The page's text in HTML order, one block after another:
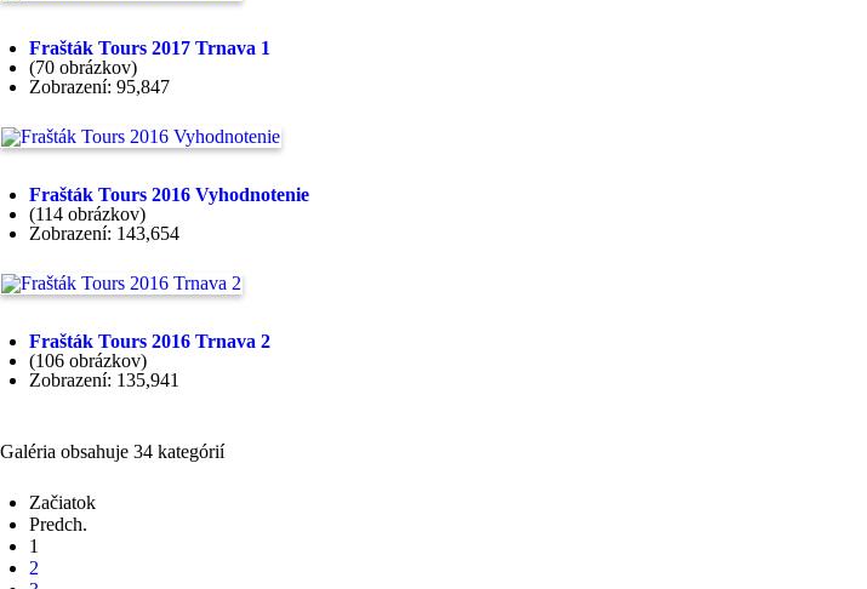
Frašták Tours 2017 Trnava 1
(70 obrázkov)
Zobrazení: 95,847
Frašták Tours 2016 Vyhodnotenie
(114 obrázkov)
Zobrazení: 143,654
Frašták Tours 2016 Trnava 2
(106 obrázkov)
Zobrazení: 135,941
Galéria obsahuje 34 kategórií
Začiatok
Predch.
1
2